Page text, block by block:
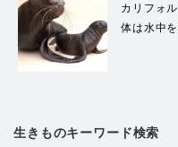
カリフォ
体は水中
生きものキーワード検索